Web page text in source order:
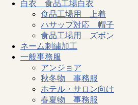
白衣 食品工場白衣
食品工場用 上着
ハサップ対応 帽子
食品工場用 ズボン
ネーム刺繍加工
一般事務服
アンジョア
秋冬物 事務服
ホテル・サロン向け
春夏物 事務服